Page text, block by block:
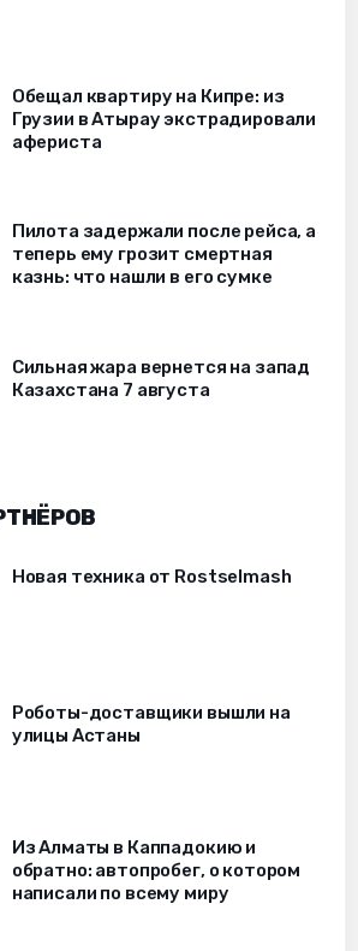
Обещал квартиру на Кипре: из
Грузии в Атырау экстрадировали
афериста
Пилота задержали после рейса, а
теперь ему грозит смертная
казнь: что нашли в его сумке
Сильная жара вернется на запад
Казахстана 7 августа
Новая техника от Rostselmash
Роботы-доставщики вышли на
улицы Астаны
Из Алматы в Каппадокию и
обратно: автопробег, о котором
написали по всему миру